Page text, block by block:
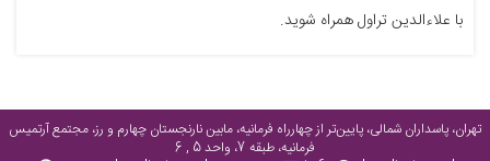
با علاءالدین تراول همراه شوید.
تهران، پاسداران شمالی، پایین‌تر از چهارراه فرمانیه، مابین نارنجستان چهارم و رز، مجتمع آرتمیس
فرمانیه، طبقه 7، واحد 5 , 6